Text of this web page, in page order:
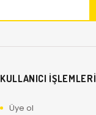
KULLANICI İŞLEMLERİ
Üye ol